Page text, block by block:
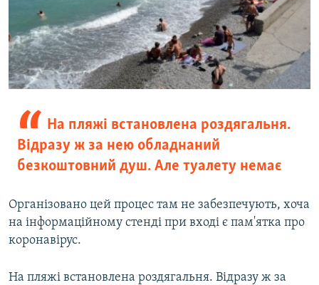
На пляжі встановлена роздягальня.
Відразу ж за нею обладнаний
безкоштовний душ. Але туалету немає
Організовано цей процес там не забезпечують, хоча
на інформаційному стенді при вході є пам'ятка про
коронавірус.
На пляжі встановлена роздягальня. Відразу ж за